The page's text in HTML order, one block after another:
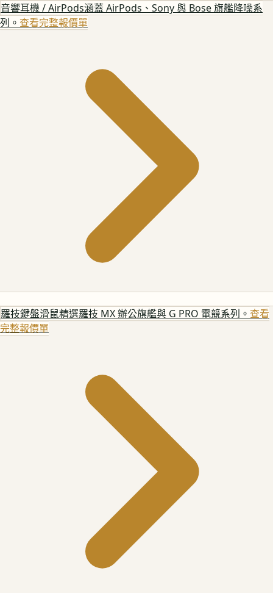
音響耳機 / AirPods涵蓋 AirPods、Sony 與 Bose 旗艦降噪系
列。 查看完整報價單
羅技鍵盤滑鼠精選羅技 MX 辦公旗艦與 G PRO 電競系列。 查看
完整報價單